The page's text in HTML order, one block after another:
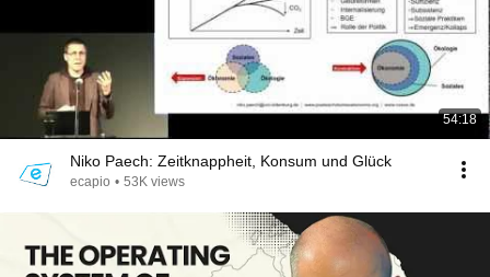
54:18
Niko Paech: Zeitknappheit, Konsum und Glück
ecapio • 53K views